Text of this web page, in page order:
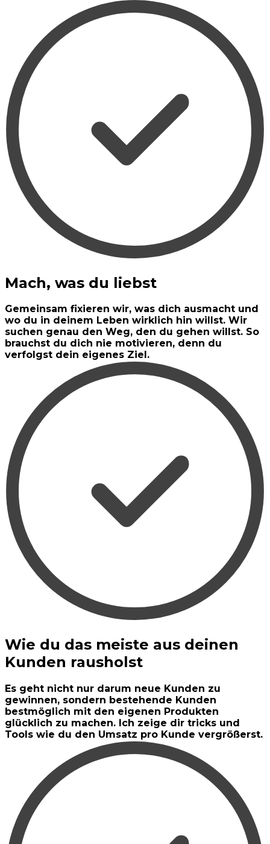
Mach, was du liebst
Gemeinsam fixieren wir, was dich ausmacht und
wo du in deinem Leben wirklich hin willst. Wir
suchen genau den Weg, den du gehen willst. So
brauchst du dich nie motivieren, denn du
verfolgst dein eigenes Ziel.
Wie du das meiste aus deinen
Kunden rausholst
Es geht nicht nur darum neue Kunden zu
gewinnen, sondern bestehende Kunden
bestmöglich mit den eigenen Produkten
glücklich zu machen. Ich zeige dir tricks und
Tools wie du den Umsatz pro Kunde vergrößerst.